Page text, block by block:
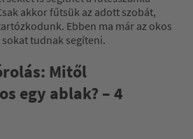
akkor fűtsük az adott szobát,
Ebben ma már az okos
tudnak segíteni.
Mitől
egy ablak? – 4